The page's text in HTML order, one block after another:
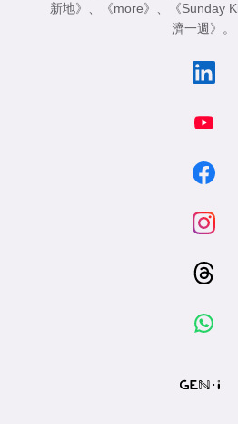
新地》
《more》 《Sunday
濟一週》
。